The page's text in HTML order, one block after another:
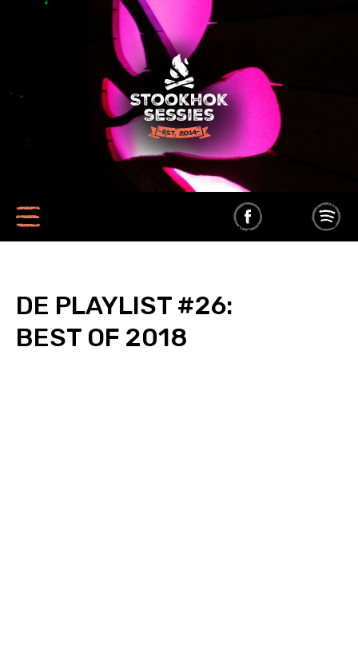
DE PLAYLIST #26:
BEST OF 2018